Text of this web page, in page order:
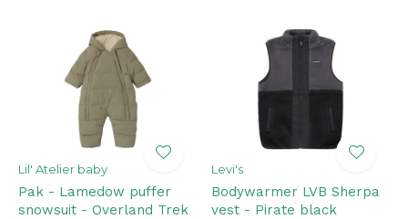
Lil' Atelier baby
Pak - Lamedow puffer
snowsuit - Overland Trek
Levi's
Bodywarmer LVB Sherpa
vest - Pirate black